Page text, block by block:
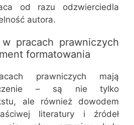
od razu odzwierciedla
autora.
pracach prawniczych
formatowania
prawniczych mają
– są nie tylko
ale również dowodem
literatury i źródeł